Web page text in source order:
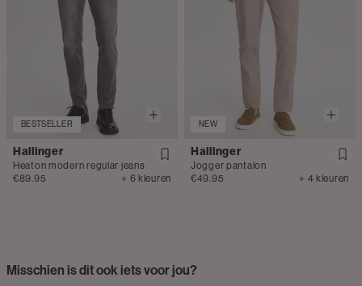
BESTSELLER
Hallinger
Heaton modern regular jeans
€89.95
+ 6 kleuren
NEW
Hallinger
Jogger pantalon
€49.95
+ 4 kleuren
Misschien is dit ook iets voor jou?